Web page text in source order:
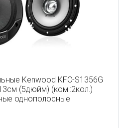
Kenwood KFC-S1356G
(5дюйм) (ком.:2кол.)
однополосные